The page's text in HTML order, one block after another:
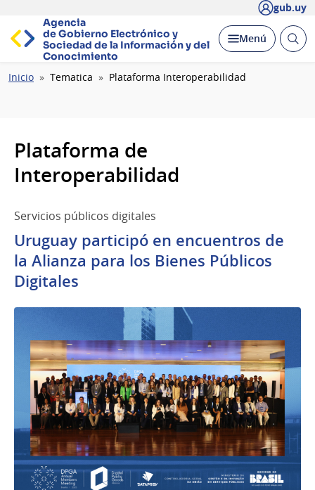
gub.uy
Agencia
de Gobierno Electrónico y
Sociedad de la Información y del
Conocimiento
Desplegar
Menú Abrir
Ruta
Inicio Tematica Plataforma Interoperabilidad
Plataforma de
Interoperabilidad
Servicios públicos digitales
Uruguay participó en encuentros de
la Alianza para los Bienes Públicos
Digitales